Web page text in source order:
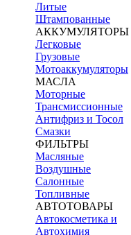
Литые
Штампованные
АККУМУЛЯТОРЫ
Легковые
Грузовые
Мотоаккумуляторы
МАСЛА
Моторные
Трансмиссионные
Антифриз и Тосол
Смазки
ФИЛЬТРЫ
Масляные
Воздушные
Салонные
Топливные
АВТОТОВАРЫ
Автокосметика и
Автохимия